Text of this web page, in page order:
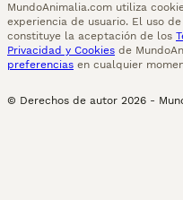
MundoAnimalia.com utiliza
experiencia de usuario. El uso
constituye la aceptación de los
Privacidad y Cookies de
preferencias en cualquier
© Derechos de autor 2026 -